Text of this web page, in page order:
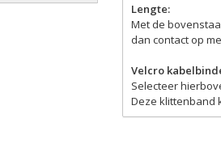
Lengte:
Met de
dan contact op
Velcro
Selecteer
Deze klittenband